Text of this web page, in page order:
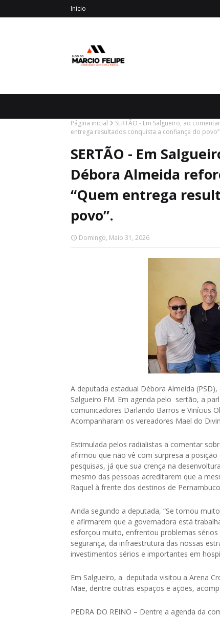
Inicio
Página inicial
SERTÃO - Em Salgueiro, ao
entrega resultados conquista a confiança do povo”.
SERTÃO - Em
Débora Almeida
“Quem entrega
povo”.
Domingo, Maio 31, 2026
A deputada estadual Débora Almeida
Salgueiro FM. Em agenda pelo sertão, a
comunicadores Darlando Barros e Vinícius
Acompanharam os vereadores Mael do
Estimulada pelos radialistas a comentar
afirmou que não vê com surpresa a
pesquisas, já que sua crença na
mesmo das pessoas acreditarem que a
Raquel à frente dos destinos de
Ainda segundo a deputada, “Se tornou
e afirmarem que a governadora está
esforçou muito, enfrentou problemas
segurança, da infraestrutura das nossas
investimentos sérios e importantes em
Em Salgueiro, a deputada visitou a Arena
Mãe, dentre outras espaços e ações,
PEDRA DO REINO – Dentre a agenda da